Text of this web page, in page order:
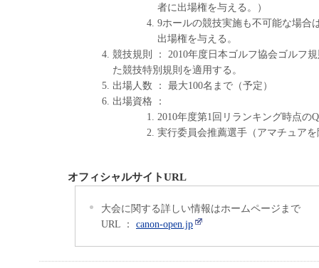
者に出場権を与える。）
9ホールの競技実施も不可能な場合
出場権を与える。
競技規則 ： 2010年度日本ゴルフ協会ゴルフ
た競技特別規則を適用する。
出場人数 ： 最大100名まで（予定）
出場資格 ：
2010年度第1回リランキング時点の
実行委員会推薦選手（アマチュア
オフィシャルサイトURL
大会に関する詳しい情報はホームページまで
URL ： canon-open.jp